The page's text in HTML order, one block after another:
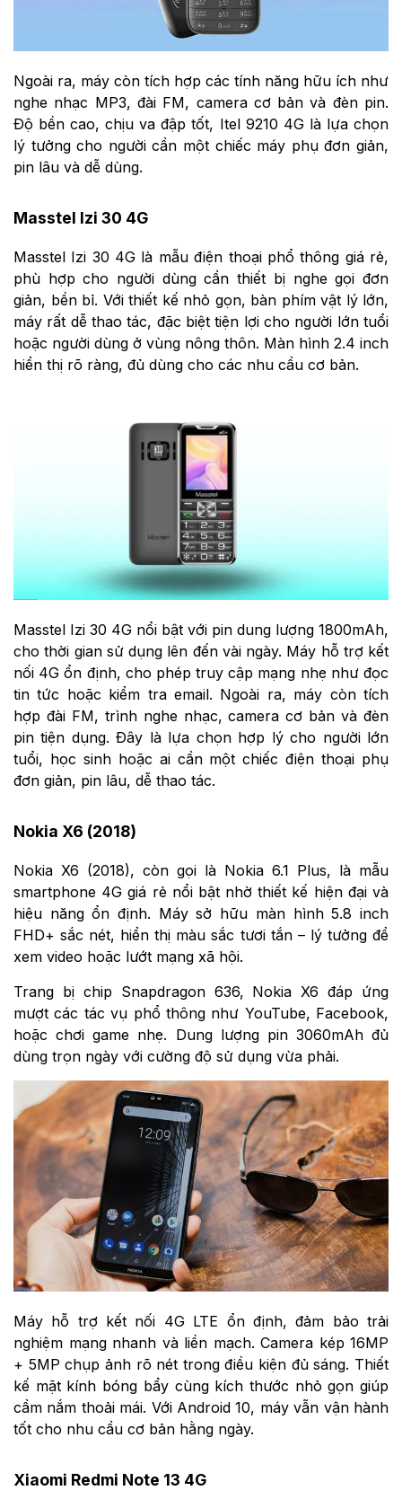
Ngoài ra, máy còn tích hợp các tính năng hữu ích như
nghe nhạc MP3, đài FM, camera cơ bản và đèn pin.
Độ bền cao, chịu va đập tốt, Itel 9210 4G là lựa chọn
lý tưởng cho người cần một chiếc máy phụ đơn giản,
pin lâu và dễ dùng.
Masstel Izi 30 4G
Masstel Izi 30 4G là mẫu điện thoại phổ thông giá rẻ,
phù hợp cho người dùng cần thiết bị nghe gọi đơn
giản, bền bỉ. Với thiết kế nhỏ gọn, bàn phím vật lý lớn,
máy rất dễ thao tác, đặc biệt tiện lợi cho người lớn tuổi
hoặc người dùng ở vùng nông thôn. Màn hình 2.4 inch
hiển thị rõ ràng, đủ dùng cho các nhu cầu cơ bản.
Masstel Izi 30 4G nổi bật với pin dung lượng 1800mAh,
cho thời gian sử dụng lên đến vài ngày. Máy hỗ trợ kết
nối 4G ổn định, cho phép truy cập mạng nhẹ như đọc
tin tức hoặc kiểm tra email. Ngoài ra, máy còn tích
hợp đài FM, trình nghe nhạc, camera cơ bản và đèn
pin tiện dụng. Đây là lựa chọn hợp lý cho người lớn
tuổi, học sinh hoặc ai cần một chiếc điện thoại phụ
đơn giản, pin lâu, dễ thao tác.
Nokia X6 (2018)
Nokia X6 (2018), còn gọi là Nokia 6.1 Plus, là mẫu
smartphone 4G giá rẻ nổi bật nhờ thiết kế hiện đại và
hiệu năng ổn định. Máy sở hữu màn hình 5.8 inch
FHD+ sắc nét, hiển thị màu sắc tươi tắn – lý tưởng để
xem video hoặc lướt mạng xã hội.
Trang bị chip Snapdragon 636, Nokia X6 đáp ứng
mượt các tác vụ phổ thông như YouTube, Facebook,
hoặc chơi game nhẹ. Dung lượng pin 3060mAh đủ
dùng trọn ngày với cường độ sử dụng vừa phải.
Máy hỗ trợ kết nối 4G LTE ổn định, đảm bảo trải
nghiệm mạng nhanh và liền mạch. Camera kép 16MP
+ 5MP chụp ảnh rõ nét trong điều kiện đủ sáng. Thiết
kế mặt kính bóng bẩy cùng kích thước nhỏ gọn giúp
cầm nắm thoải mái. Với Android 10, máy vẫn vận hành
tốt cho nhu cầu cơ bản hằng ngày.
Xiaomi Redmi Note 13 4G